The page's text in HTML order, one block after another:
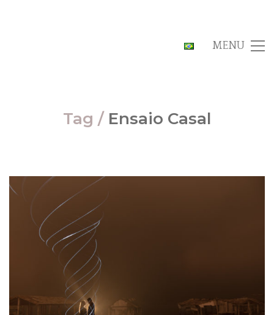
MENU
Tag / Ensaio Casal